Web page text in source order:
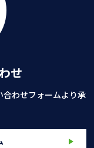
せ
わせフォームより承